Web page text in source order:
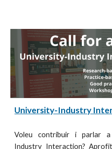
University-Industry
Voleu contribuir i parlar
Industry Interaction?